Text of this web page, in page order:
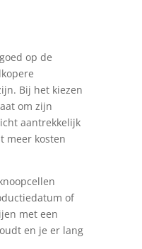
op de
Bij het kiezen
om zijn
aantrekkelijk
meer kosten
of
met een
en je er lang